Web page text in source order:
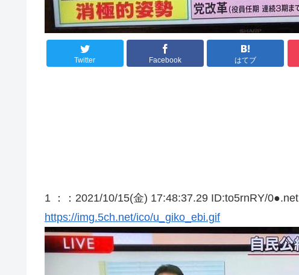
Twitter Facebook はてブ
1 ： ：2021/10/15(金) 17:48:37.29 ID:to5rnRY/0●.net
https://img.5ch.net/ico/u_giko_ebi.gif